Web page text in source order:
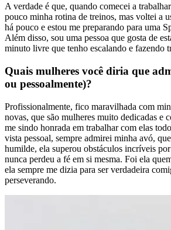
A verdade é que, quando comecei a
pouco minha rotina de treinos, mas voltei a
há pouco e estou me preparando para uma
Além disso, sou uma pessoa que gosta de
minuto livre que tenho escalando e fazendo
Quais mulheres você diria que
ou pessoalmente)?
Profissionalmente, fico maravilhada com
novas, que são mulheres muito dedicadas e
me sindo honrada em trabalhar com elas
vista pessoal, sempre admirei minha avó,
humilde, ela superou obstáculos incríveis
nunca perdeu a fé em si mesma. Foi ela
ela sempre me dizia para ser verdadeira
perseverando.